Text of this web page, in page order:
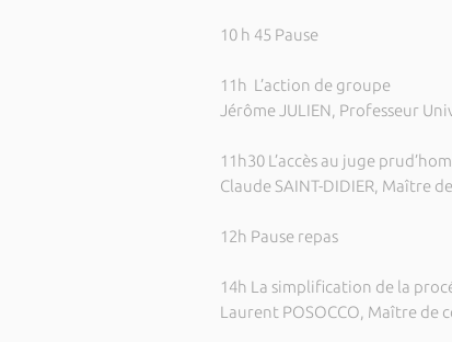
10 h 45 Pause
11h L’action de groupe
Jérôme JULIEN, Professeur
11h30 L’accès au juge
Claude SAINT-DIDIER, Maître
12h Pause repas
14h La simplification de la
Laurent POSOCCO, Maître de